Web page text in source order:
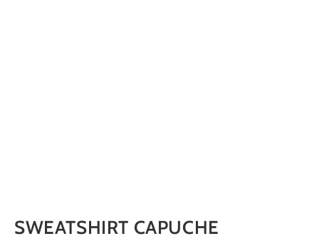
SWEATSHIRT CAPUCHE